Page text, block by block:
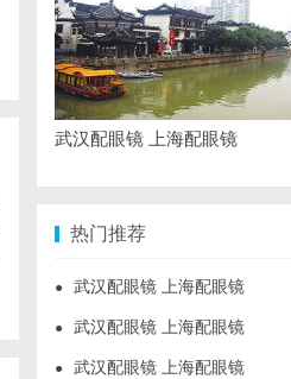
武汉配眼镜 上海配眼镜
热门推荐
● 武汉配眼镜 上海配眼镜
● 武汉配眼镜 上海配眼镜
● 武汉配眼镜 上海配眼镜